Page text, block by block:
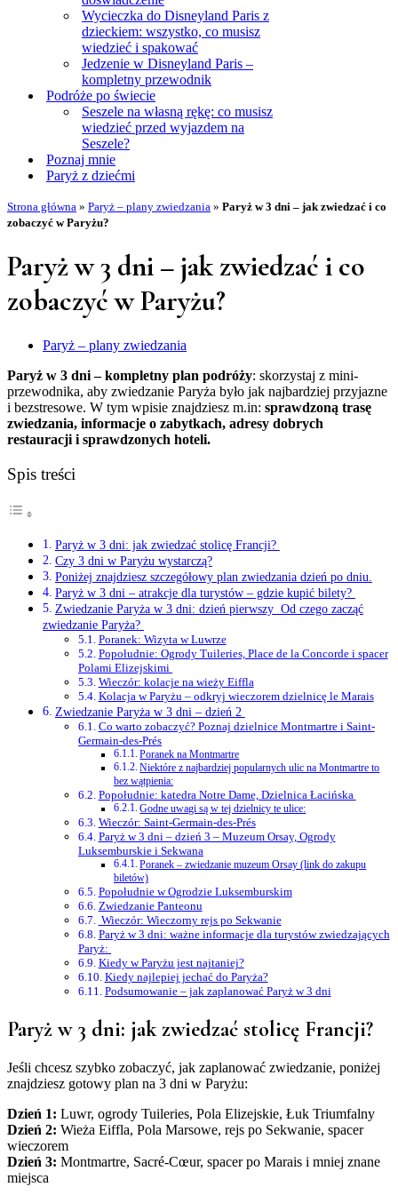
Wycieczka do Disneyland Paris z
dzieckiem: wszystko, co musisz
wiedzieć i spakować
Jedzenie w Disneyland Paris –
kompletny przewodnik
Podróże po świecie
Seszele na własną rękę: co musisz
wiedzieć przed wyjazdem na
Seszele?
Poznaj mnie
Paryż z dziećmi
Strona główna » Paryż – plany zwiedzania » Paryż w 3 dni – jak zwiedzać i co
zobaczyć w Paryżu?
Paryż w 3 dni – jak zwiedzać i co
zobaczyć w Paryżu?
Paryż – plany zwiedzania
Paryż w 3 dni – kompletny plan podróży: skorzystaj z mini-
przewodnika, aby zwiedzanie Paryża było jak najbardziej przyjazne
i bezstresowe. W tym wpisie znajdziesz m.in: sprawdzoną trasę
zwiedzania, informacje o zabytkach, adresy dobrych
restauracji i sprawdzonych hoteli.
Spis treści
Paryż w 3 dni: jak zwiedzać stolicę Francji?
Czy 3 dni w Paryżu wystarczą?
Poniżej znajdziesz szczegółowy plan zwiedzania dzień po dniu.
Paryż w 3 dni – atrakcje dla turystów – gdzie kupić bilety?
Zwiedzanie Paryża w 3 dni: dzień pierwszy Od czego zacząć
zwiedzanie Paryża?
Poranek: Wizyta w Luwrze
Popołudnie: Ogrody Tuileries, Place de la Concorde i spacer
Polami Elizejskimi
Wieczór: kolacje na wieży Eiffla
Kolacja w Paryżu – odkryj wieczorem dzielnicę le Marais
Zwiedzanie Paryża w 3 dni – dzień 2
Co warto zobaczyć? Poznaj dzielnice Montmartre i Saint-
Germain-des-Prés
Poranek na Montmartre
Niektóre z najbardziej popularnych ulic na Montmartre to
bez wątpienia:
Popołudnie: katedra Notre Dame, Dzielnica Łacińska
Godne uwagi są w tej dzielnicy te ulice:
Wieczór: Saint-Germain-des-Prés
Paryż w 3 dni – dzień 3 – Muzeum Orsay, Ogrody
Luksemburskie i Sekwana
Poranek – zwiedzanie muzeum Orsay (link do zakupu
biletów)
Popołudnie w Ogrodzie Luksemburskim
Zwiedzanie Panteonu
Wieczór: Wieczorny rejs po Sekwanie
Paryż w 3 dni: ważne informacje dla turystów zwiedzających
Paryż:
Kiedy w Paryżu jest najtaniej?
Kiedy najlepiej jechać do Paryża?
Podsumowanie – jak zaplanować Paryż w 3 dni
Paryż w 3 dni: jak zwiedzać stolicę Francji?
Jeśli chcesz szybko zobaczyć, jak zaplanować zwiedzanie, poniżej
znajdziesz gotowy plan na 3 dni w Paryżu:
Dzień 1: Luwr, ogrody Tuileries, Pola Elizejskie, Łuk Triumfalny
Dzień 2: Wieża Eiffla, Pola Marsowe, rejs po Sekwanie, spacer
wieczorem
Dzień 3: Montmartre, Sacré-Cœur, spacer po Marais i mniej znane
miejsca